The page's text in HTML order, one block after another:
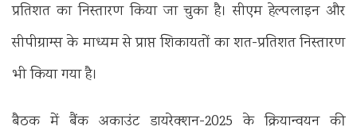
प्रतिशत का निस्तारण किया जा चुका है। सीएम हेल्पलाइन और
सीपीग्राम्स के माध्यम से प्राप्त शिकायतों का शत-प्रतिशत निस्तारण
भी किया गया है।
बैठक में बैंक अकाउंट डायरेक्शन-2025 के क्रियान्वयन की